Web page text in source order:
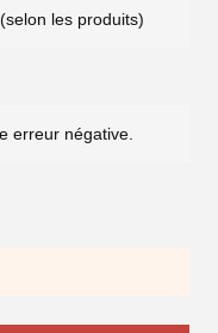
les produits)
erreur négative.